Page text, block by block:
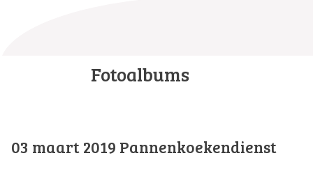
Fotoalbums
03 maart 2019 Pannenkoekendienst